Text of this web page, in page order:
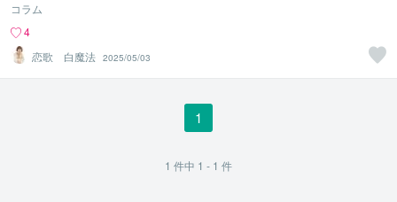
コラム
4
恋歌 白魔法 2025/05/03
1
1 件中 1 - 1 件